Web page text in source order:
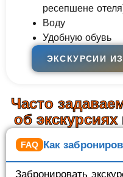
ресепшене
Воду
Удобную обувь
ЭКСКУРСИИ
Часто
об
Как
Забронировать